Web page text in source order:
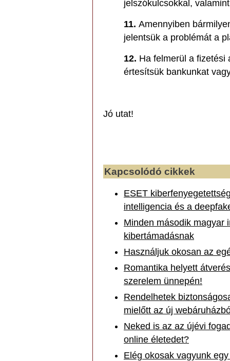
jelszókulcsokkal,
11. Amennyiben
jelentsük a problémát a
12. Ha felmerül a fizetési
értesítsük bankunkat
Jó utat!
Kapcsolódó cikkek
ESET
intelligencia és a
Minden második magyar
kibertámadásnak
Használjuk okosan az
Romantika helyett
szerelem ünnepén!
Rendelhetek
mielőtt az új
Neked is az az újévi
online életedet?
Elég okosak vagyunk